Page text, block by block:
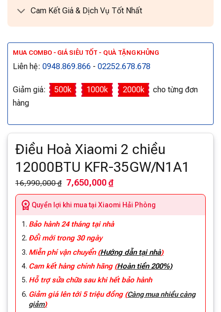
Cam Kết Giá & Dịch Vụ Tốt Nhất
MUA COMBO - GIÁ SIÊU TỐT - QUÀ TẶNG KHỦNG
Liên hệ: 0948.869.866 - 02252.678.678
Giảm giá: 500k 1000k 2000k
cho từng đơn
hàng
Điều Hoà Xiaomi 2 chiều
12000BTU KFR-35GW/N1A1
16,990,000 ₫ 7,650,000 ₫
Quyền lợi khi mua tại Xiaomi Hải Phòng
Bảo hành 24 tháng tại nhà
Đổi mới trong 30 ngày
Miễn phí vận chuyển (Hướng dẫn tại nhà)
Cam kết hàng chính hãng (Hoàn tiền 200%)
Hỗ trợ sửa chữa sau khi hết bảo hành
Giảm giá lên tới 5 triệu đồng (Càng mua nhiều càng
giảm)